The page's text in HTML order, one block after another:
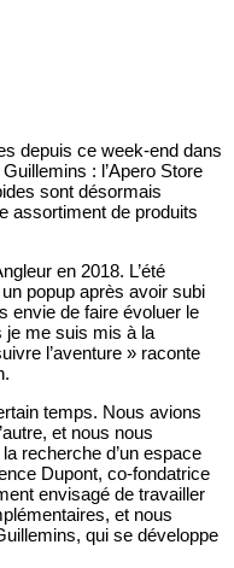
depuis ce week-end dans
: l’Apero Store
sont désormais
assortiment de produits
en 2018. L’été
popup après avoir subi
envie de faire évoluer le
je me suis mis à la
l’aventure » raconte
temps. Nous avions
et nous nous
recherche d’un espace
Dupont, co-fondatrice
envisagé de travailler
et nous
qui se développe